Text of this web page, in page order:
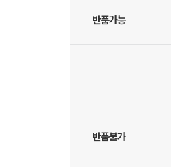
반품가능
반품불가